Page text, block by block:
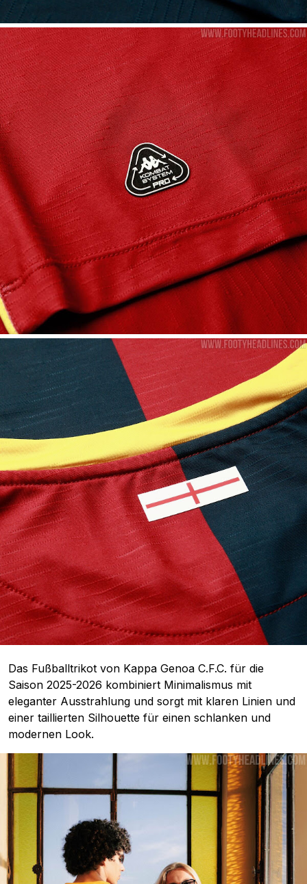
Das Fußballtrikot von Kappa Genoa C.F.C. für die
Saison 2025-2026 kombiniert Minimalismus mit
eleganter Ausstrahlung und sorgt mit klaren Linien und
einer taillierten Silhouette für einen schlanken und
modernen Look.